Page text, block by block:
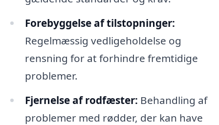
Forebyggelse af tilstopninger:
Regelmæssig vedligeholdelse og
rensning for at forhindre fremtidige
problemer.
Fjernelse af rodfæster: Behandling af
problemer med rødder, der kan have